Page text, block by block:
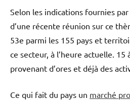
Selon les indications fournies
d’une récente réunion sur ce
53e parmi les 155 pays et
ce secteur, à l’heure actuelle. 15
provenant d’ores et déjà des
Ce qui fait du pays un marché